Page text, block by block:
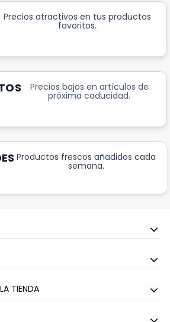
Precios atractivos en tus productos
favoritos.
Precios bajos en artículos de
próxima caducidad.
Productos frescos añadidos cada
semana.
TIENDA